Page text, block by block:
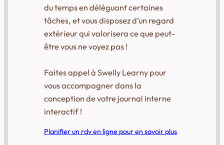
du temps en déléguant certaines
tâches, et vous disposez d’un regard
extérieur qui valorisera ce que peut-
être vous ne voyez pas !
Faites appel à Swelly Learny pour
vous accompagner dans la
conception de votre journal interne
interactif !
Planifier un rdv en ligne pour en savoir plus